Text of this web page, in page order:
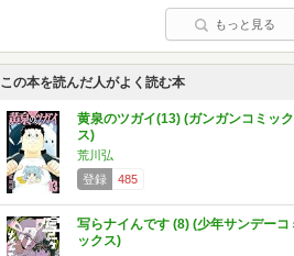
もっと見る
この本を読んだ人がよく読む本
黄泉のツガイ(13) (ガンガンコミック
ス)
荒川弘
登録
485
写らナイんです (8) (少年サンデーコ
ックス)